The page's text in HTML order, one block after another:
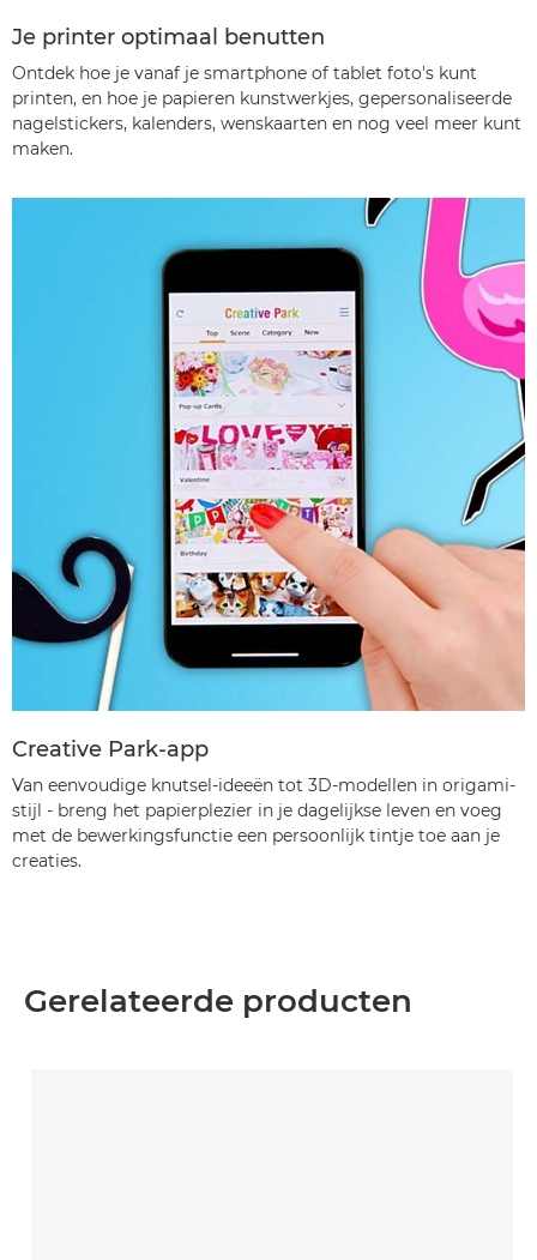
Je printer optimaal benutten
Ontdek hoe je vanaf je smartphone of tablet foto's kunt
printen, en hoe je papieren kunstwerkjes, gepersonaliseerde
nagelstickers, kalenders, wenskaarten en nog veel meer kunt
maken.
Creative Park-app
Van eenvoudige knutsel-ideeën tot 3D-modellen in origami-
stijl - breng het papierplezier in je dagelijkse leven en voeg
met de bewerkingsfunctie een persoonlijk tintje toe aan je
creaties.
Gerelateerde producten